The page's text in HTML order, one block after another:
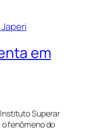
em
Superar
fenômeno do